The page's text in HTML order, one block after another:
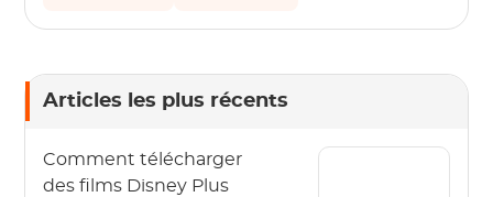
Articles les plus récents
Comment télécharger
des films Disney Plus